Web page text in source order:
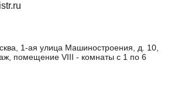
1-ая улица Машиностроения, д. 10,
помещение VIII - комнаты с 1 по 6